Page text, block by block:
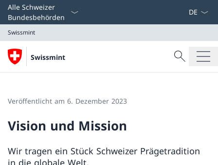
Alle Schweizer
Bundesbehörden
Swissmint
Swissmint
Suche
Suche
Veröffentlicht am 6. Dezember 2023
Vision und Mission
Wir tragen ein Stück Schweizer Prägetradition
in die globale Welt.